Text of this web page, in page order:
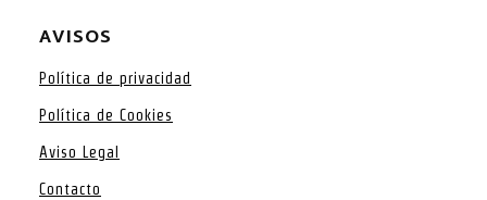
AVISOS
Política de privacidad
Política de Cookies
Aviso Legal
Contacto